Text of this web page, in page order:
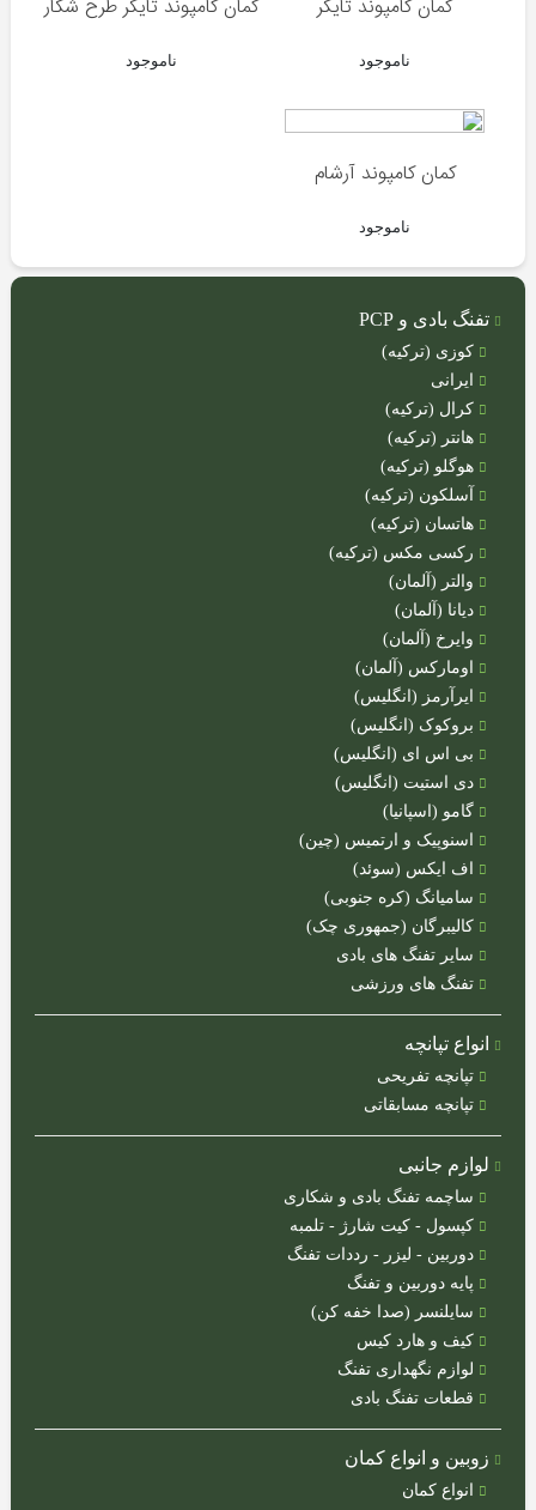
کن
قطعات
تفنگ
بادی
چوب
ماهیگیری
چرخ
ماهیگیری
نخ
ماهیگیری
طعمه
سایر
ماهیگیری
مقالات
اخبار
آموزشی
کوزی
(ترکیه)
ایرانی
کرال
(ترکیه)
هانتر
(ترکیه)
(ترکیه)
کمان کامپوند تایگر
ناموجود
کمان کامپوند تایگر طرح شکار
ناموجود
کمان کامپوند آرشام
ناموجود
تفنگ بادی و PCP
کوزی (ترکیه)
ایرانی
کرال (ترکیه)
هانتر (ترکیه)
هوگلو (ترکیه)
آسلکون (ترکیه)
هاتسان (ترکیه)
رکسی مکس (ترکیه)
والتر (آلمان)
دیانا (آلمان)
وایرخ (آلمان)
اومارکس (آلمان)
ایرآرمز (انگلیس)
بروکوک (انگلیس)
بی اس ای (انگلیس)
دی استیت (انگلیس)
گامو (اسپانیا)
اسنوپیک و ارتمیس (چین)
اف ایکس (سوئد)
سامیانگ (کره جنوبی)
کالیبرگان (جمهوری چک)
سایر تفنگ های بادی
تفنگ های ورزشی
انواع تپانچه
تپانچه تفریحی
تپانچه مسابقاتی
لوازم جانبی
ساچمه تفنگ بادی و شکاری
کپسول - کیت شارژ - تلمبه
دوربین - لیزر - رددات تفنگ
پایه دوربین و تفنگ
سایلنسر (صدا خفه کن)
کیف و هارد کیس
لوازم نگهداری تفنگ
قطعات تفنگ بادی
زوبین و انواع کمان
انواع کمان